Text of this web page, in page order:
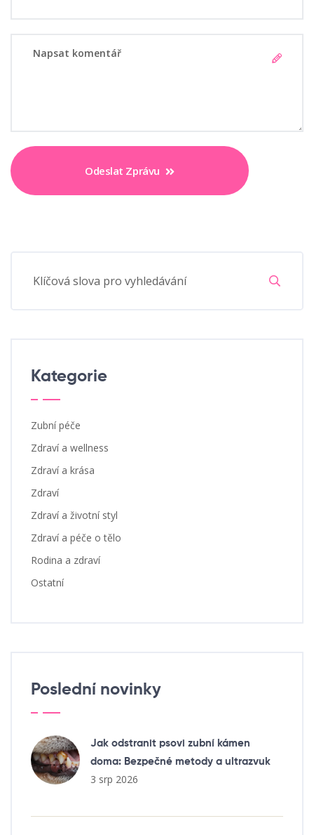
Odeslat Zprávu
Kategorie
Zubní péče
Zdraví a wellness
Zdraví a krása
Zdraví
Zdraví a životní styl
Zdraví a péče o tělo
Rodina a zdraví
Ostatní
Poslední novinky
Jak odstranit psovi zubní kámen
doma: Bezpečné metody a ultrazvuk
3 srp 2026